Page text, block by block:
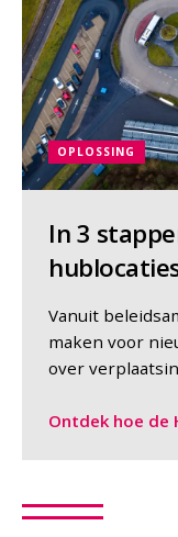
In 3
Vanuit
maken voor
over
Ontdek hoe de
OPLOSSING